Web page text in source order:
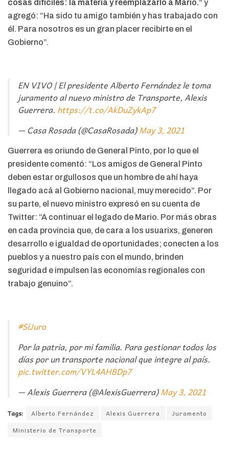
cosas difíciles: la materia y reemplazarlo a Mario.” y
agregó: “Ha sido tu amigo también y has trabajado con
él. Para nosotros es un gran placer recibirte en el
Gobierno”.
EN VIVO | El presidente Alberto Fernández le toma
juramento al nuevo ministro de Transporte, Alexis
Guerrera. https://t.co/AkDuZykAp7
— Casa Rosada (@CasaRosada)May 3, 2021
Guerrera es oriundo de General Pinto, por lo que el
presidente comentó: “Los amigos de General Pinto
deben estar orgullosos que un hombre de ahí haya
llegado acá al Gobierno nacional, muy merecido”. Por
su parte, el nuevo ministro expresó en su cuenta de
Twitter: “A continuar el legado de Mario. Por más obras
en cada provincia que, de cara a los usuarixs, generen
desarrollo e igualdad de oportunidades; conecten a los
pueblos y a nuestro país con el mundo, brinden
seguridad e impulsen las economías regionales con
trabajo genuino”.
#SíJuro
Por la patria, por mi familia. Para gestionar todos los
días por un transporte nacional que integre al país.
pic.twitter.com/VYL4AHBDp7
— Alexis Guerrera (@AlexisGuerrera)May 3, 2021
Tags: Alberto Fernández Alexis Guerrera
Juramento
Ministerio de Transporte